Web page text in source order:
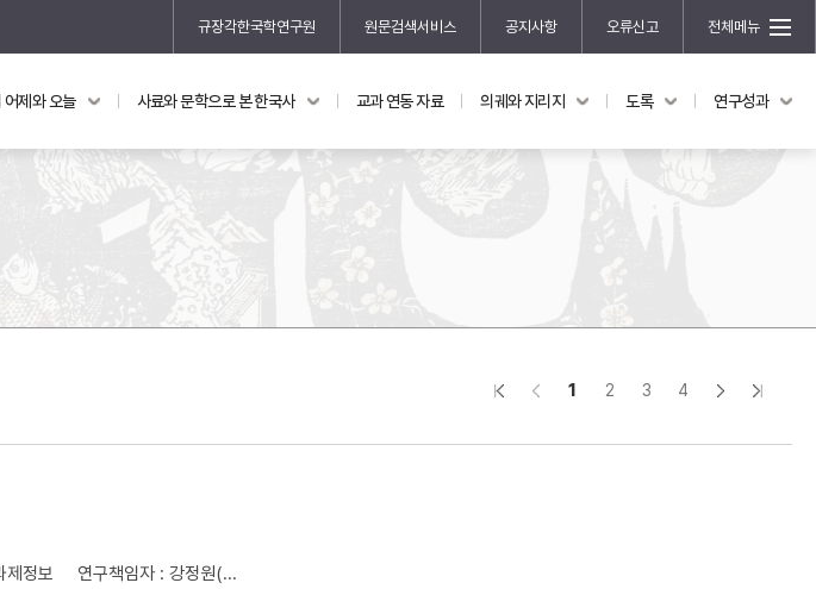
규장각한국학연구원 원문검색서비스 공지사항 오류신고 전체메뉴
의궤와 지리지 도록 연구성과
신진학자 초청 연구교류 사업
규장각-산기 연구비 지원 사업
어제와 오늘 사료와 문학으로 본 한국사 교과 연동 자료 의궤와 지리지 도록 연구성과
1 2 3 4
제정보 연구책임자 : 강정원(...